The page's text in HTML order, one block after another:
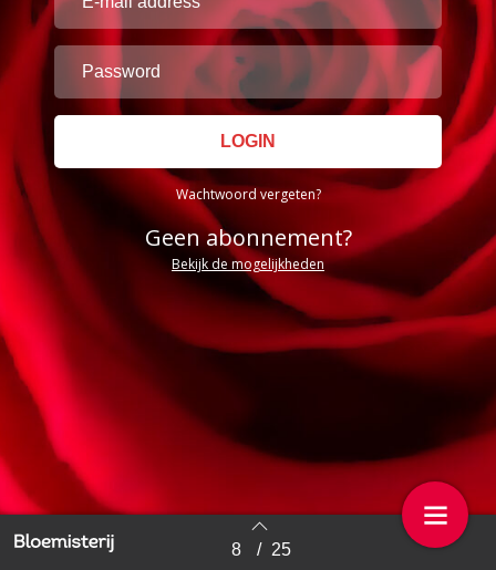
Back to index 8 / 25
Wachtwoord vergeten?
Geen abonnement?
Bekijk de mogelijkheden